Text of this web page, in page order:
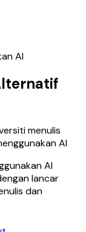
AI
menulis
AI
AI
lancar
dan